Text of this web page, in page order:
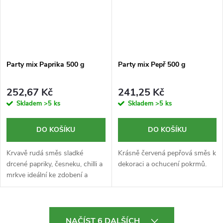
Party mix Paprika 500 g
252,67 Kč
Skladem >5 ks
DO KOŠÍKU
Krvavě rudá směs sladké
drcené papriky, česneku, chilli a
mrkve ideální ke zdobení a
ochucení pokrmů.
Party mix Pepř 500 g
241,25 Kč
Skladem >5 ks
DO KOŠÍKU
Krásně červená pepřová směs k
dekoraci a ochucení pokrmů.